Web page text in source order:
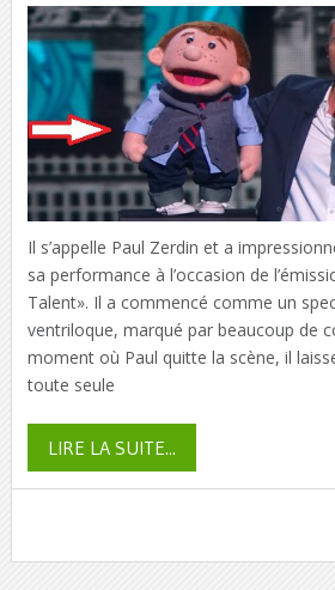
Il s’appelle Paul Zerdin et a
sa performance à l’occasion de
Talent». Il a commencé comme un
ventriloque, marqué par beaucoup de
moment où Paul quitte la scène, il
toute seule
LIRE LA SUITE...